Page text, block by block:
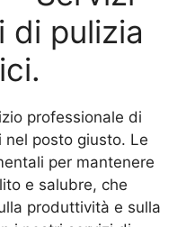
di pulizia
professionale di
posto giusto. Le
per mantenere
e salubre, che
produttività e sulla